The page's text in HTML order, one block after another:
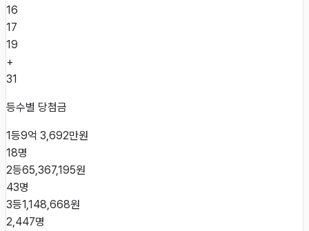
16
17
19
+
31
등수별 당첨금
1등9억 3,692만원
18명
2등65,367,195원
43명
3등1,148,668원
2,447명